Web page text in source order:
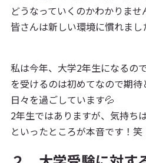
どうなっていくのかわかりませ
皆さんは新しい環境に慣れまし
私は今年、大学2年生になるの
を受けるのは初めてなので期
日々を過ごしています💦
2年生ではありますが、気持ち
といったところが本音です！笑